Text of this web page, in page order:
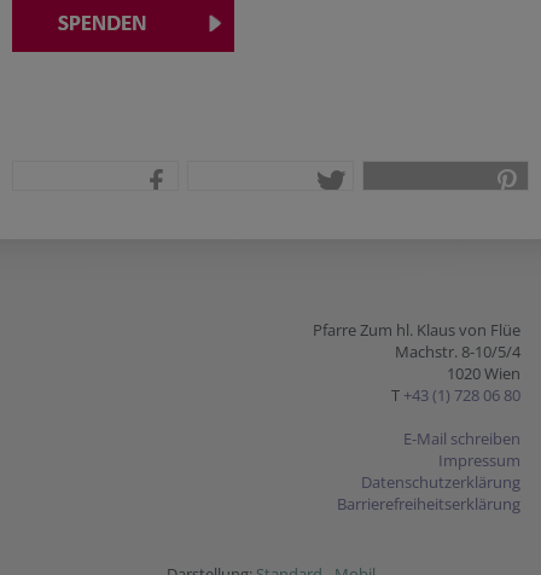
Pfarre Zum hl. Klaus von Flüe
Machstr. 8-10/5/4
1020 Wien
T +43 (1) 728 06 80
E-Mail schreiben
Impressum
Datenschutzerklärung
Barrierefreiheitserklärung